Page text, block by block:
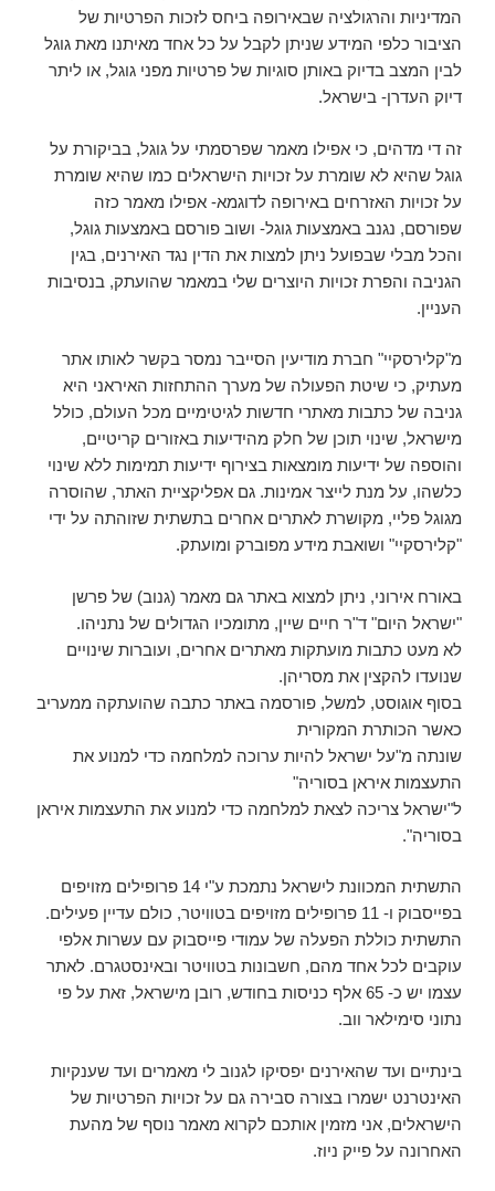
המדיניות והרגולציה שבאירופה ביחס לזכות הפרטיות של
הציבור כלפי המידע שניתן לקבל על כל אחד מאיתנו מאת גוגל
לבין המצב בדיוק באותן סוגיות של פרטיות מפני גוגל, או ליתר
דיוק העדרן- בישראל.
זה די מדהים, כי אפילו מאמר שפרסמתי על גוגל, בביקורת על
גוגל שהיא לא שומרת על זכויות הישראלים כמו שהיא שומרת
על זכויות האזרחים באירופה לדוגמא- אפילו מאמר כזה
שפורסם, נגנב באמצעות גוגל- ושוב פורסם באמצעות גוגל,
והכל מבלי שבפועל ניתן למצות את הדין נגד האירנים, בגין
הגניבה והפרת זכויות היוצרים שלי במאמר שהועתק, בנסיבות
העניין.
מ"קלירסקיי" חברת מודיעין הסייבר נמסר בקשר לאותו אתר
מעתיק, כי שיטת הפעולה של מערך ההתחזות האיראני היא
גניבה של כתבות מאתרי חדשות לגיטימיים מכל העולם, כולל
מישראל, שינוי תוכן של חלק מהידיעות באזורים קריטיים,
והוספה של ידיעות מומצאות בצירוף ידיעות תמימות ללא שינוי
כלשהו, על מנת לייצר אמינות. גם אפליקציית האתר, שהוסרה
מגוגל פליי, מקושרת לאתרים אחרים בתשתית שזוהתה על ידי
"קלירסקיי" ושואבת מידע מפוברק ומועתק.
באורח אירוני, ניתן למצוא באתר גם מאמר (גנוב) של פרשן
"ישראל היום" ד"ר חיים שיין, מתומכיו הגדולים של נתניהו.
לא מעט כתבות מועתקות מאתרים אחרים, ועוברות שינויים
שנועדו להקצין את מסריהן.
בסוף אוגוסט, למשל, פורסמה באתר כתבה שהועתקה ממעריב
כאשר הכותרת המקורית
שונתה מ"על ישראל להיות ערוכה למלחמה כדי למנוע את
התעצמות איראן בסוריה"
ל"ישראל צריכה לצאת למלחמה כדי למנוע את התעצמות איראן
בסוריה".
התשתית המכוונת לישראל נתמכת ע"י 14 פרופילים מזויפים
בפייסבוק ו- 11 פרופילים מזויפים בטוויטר, כולם עדיין פעילים.
התשתית כוללת הפעלה של עמודי פייסבוק עם עשרות אלפי
עוקבים לכל אחד מהם, חשבונות בטוויטר ובאינסטגרם. לאתר
עצמו יש כ- 65 אלף כניסות בחודש, רובן מישראל, זאת על פי
נתוני סימילאר ווב.
בינתיים ועד שהאירנים יפסיקו לגנוב לי מאמרים ועד שענקיות
האינטרנט ישמרו בצורה סבירה גם על זכויות הפרטיות של
הישראלים, אני מזמין אותכם לקרוא מאמר נוסף של מהעת
האחרונה על פייק ניוז.